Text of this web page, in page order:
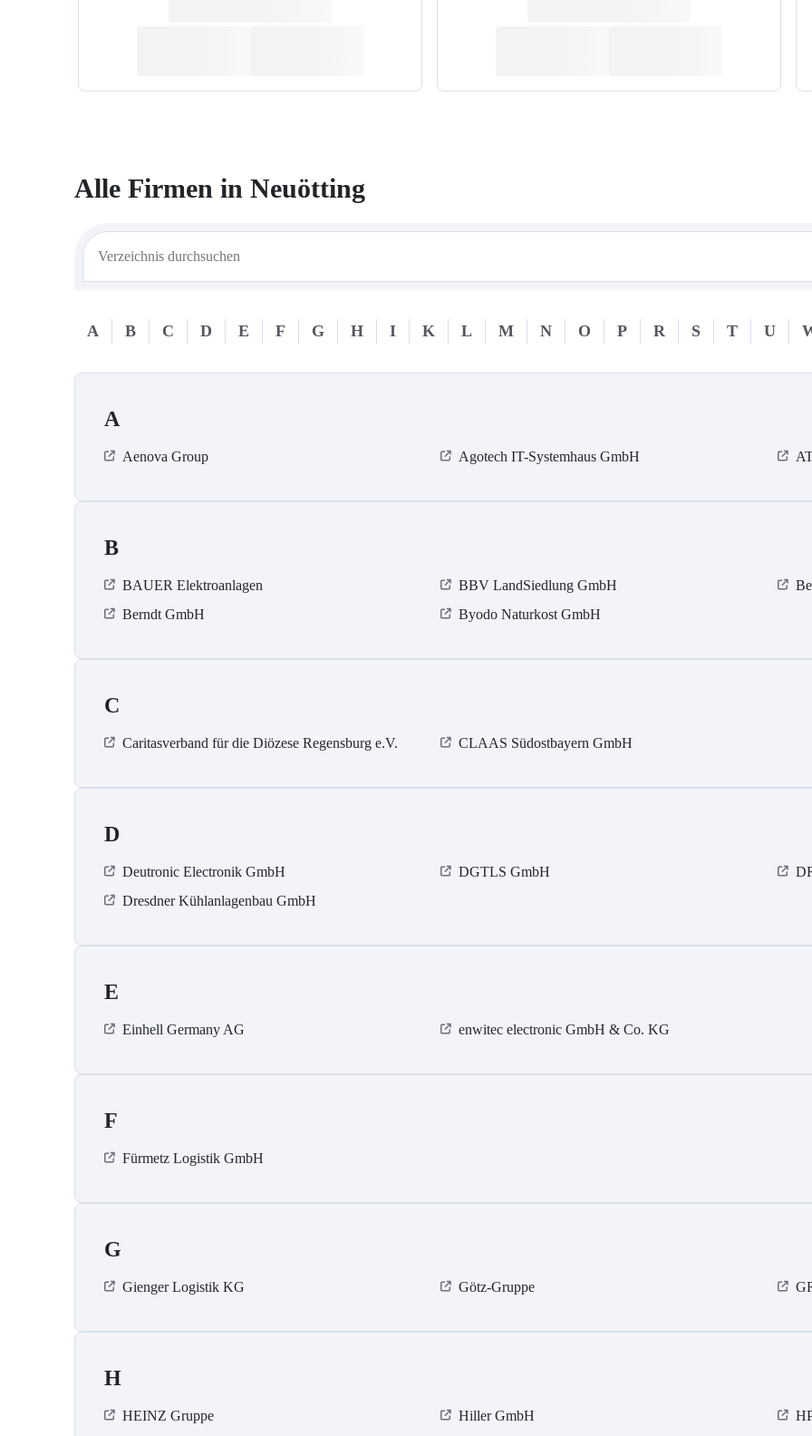
Alle Firmen in Neuötting
A B C D E F G H I K L M N O P R S T U
A
Aenova Group Agotech IT-Systemhaus GmbH
B
BAUER Elektroanlagen BBV LandSiedlung GmbH
Berndt GmbH
Byodo Naturkost GmbH
C
Caritasverband für die Diözese Regensburg e.V. CLAAS Südostbayern GmbH
D
Deutronic Electronik GmbH DGTLS GmbH
Dresdner Kühlanlagenbau GmbH
E
Einhell Germany AG enwitec electronic GmbH & Co. KG
F
Fürmetz Logistik GmbH
G
Gienger Logistik KG Götz-Gruppe
H
HEINZ Gruppe Hiller GmbH